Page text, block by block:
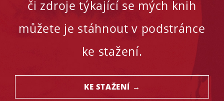
či zdroje týkající se mých knih
můžete je stáhnout v podstránce
ke stažení.
KE STAŽENÍ →